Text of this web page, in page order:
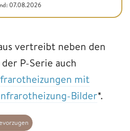
07.08.2026
vertreibt neben den
P-Serie auch
mit
Bilder*.